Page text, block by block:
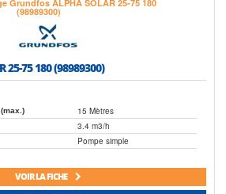
25-75 180 (98989300)
15 Mètres
3.4 m3/h
Pompe simple
VOIR LA FICHE